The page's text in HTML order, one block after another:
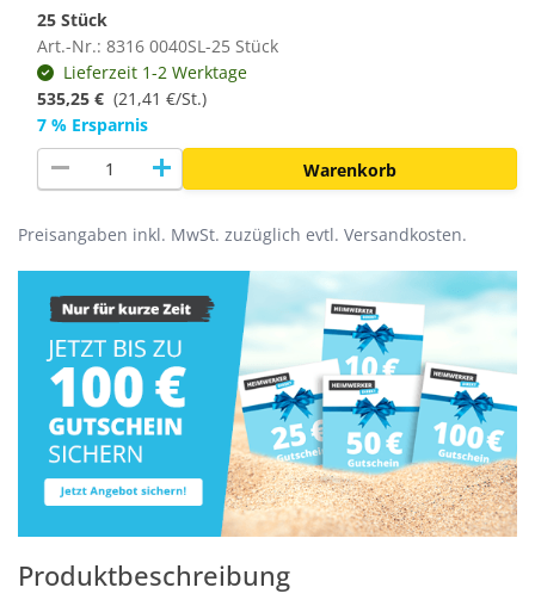
25 Stück
Art.-Nr.: 8316 0040SL-25 Stück
Lieferzeit 1-2 Werktage
535,25 € (21,41 €/St.)
7 % Ersparnis
remove add Warenkorb
Preisangaben inkl. MwSt. zuzüglich evtl. Versandkosten.
Produktbeschreibung